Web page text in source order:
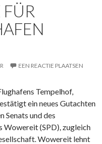
EEN REACTIE PLAATSEN
Tempelhof,
ein neues Gutachten
und des
Wowereit (SPD), zugleich
Wowereit lehnt